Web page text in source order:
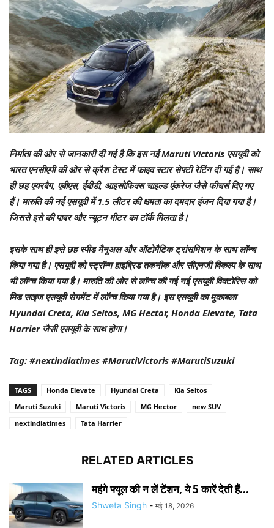
निर्माता की ओर से जानकारी दी गई है कि इस नई Maruti Victoris एसयूवी को
भारत एनसीएपी की ओर से क्रैश टेस्‍ट में फाइव स्‍टार सेफ्टी रेटिंग दी गई है। साथ
ही छह एयरबैग, एबीएस, ईबीडी, आइसोफिक्‍स चाइल्‍ड एंकरेज जैसे फीचर्स दिए गए
हैं। मारुति की नई एसयूवी में 1.5 लीटर की क्षमता का दमदार इंजन दिया गया है।
जिससे इसे की पावर और न्‍यूटन मीटर का टॉर्क मिलता है।
इसके साथ ही इसे छह स्‍पीड मैनुअल और ऑटोमैटिक ट्रांसमिशन के साथ लॉन्‍च
किया गया है। एसयूवी को स्‍ट्रॉन्‍ग हाइब्रिड तकनीक और सीएनजी विकल्‍प के साथ
भी लॉन्‍च किया गया है। मारुति की ओर से लॉन्‍च की गई नई एसयूवी विक्‍टोरिस को
मिड साइज एसयूवी सेगमेंट में लॉन्‍च किया गया है। इस एसयूवी का मुकाबला
Hyundai Creta, Kia Seltos, MG Hector, Honda Elevate, Tata
Harrier जैसी एसयूवी के साथ होगा।
Tag: #nextindiatimes #MarutiVictoris #MarutiSuzuki
TAGS Honda Elevate Hyundai Creta
Kia Seltos
Maruti Suzuki
Maruti Victoris MG Hector
new SUV
nextindiatimes
Tata Harrier
RELATED ARTICLES
महंगे फ्यूल की न लें टेंशन, ये 5 कारें देती हैं...
Shweta Singh - मई 18, 2026